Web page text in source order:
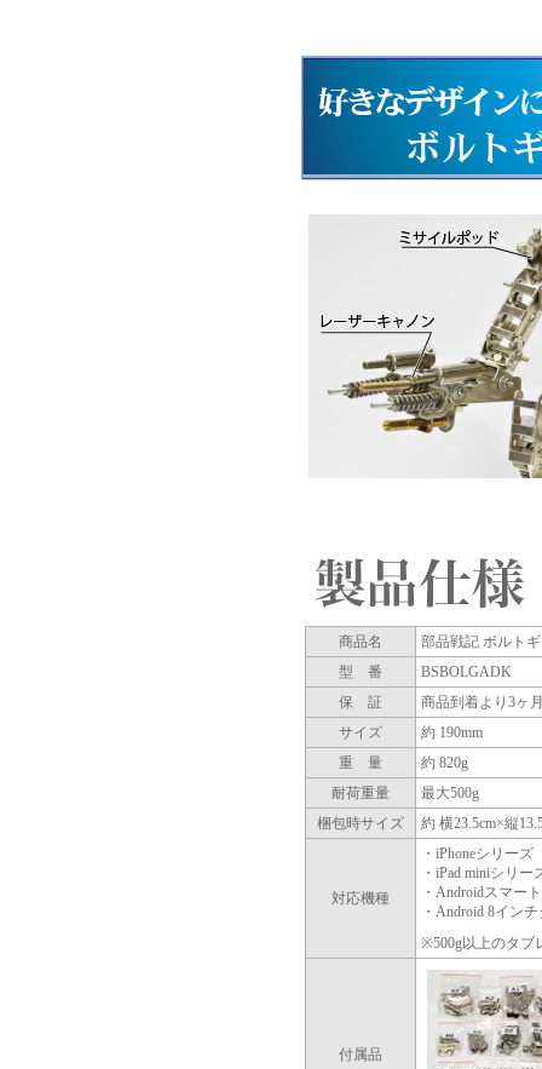
商品名
部品戦記 ボルト
型 番
BSBOLGADK
保 証
商品到着より3ヶ
サイズ
約 190mm
重 量
約 820g
耐荷重量
最大500g
梱包時サイズ
約 横23.5cm×縦
対応機種
・iPhoneシリーズ
・iPad miniシリー
・Androidスマー
・Android 8イン
※500g以上のタブ
付属品